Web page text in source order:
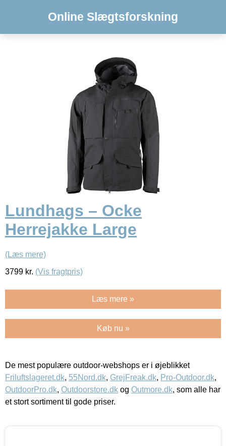
Online Slægtsforskning
Lundhags – Ocke
Herrejakke Large
(Læs mere)
3799 kr. (Vis fragtpris)
Læs mere »
Køb nu »
De mest populære outdoor-webshops er i øjeblikket
Friluftslageret.dk, 55Nord.dk, GrejFreak.dk, Pro-Outdoor.dk,
OutdoorPro.dk, Outdoorstore.dk og Outmore.dk, som alle har
et stort sortiment til gode priser.